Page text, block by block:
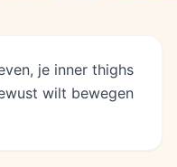
je inner thighs
wilt bewegen